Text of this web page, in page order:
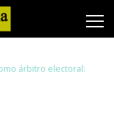
árbitro electoral: